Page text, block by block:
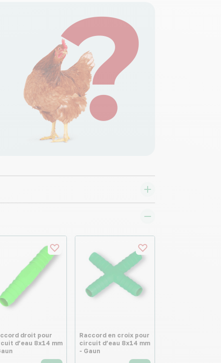
droit pour
d’eau 8x14 mm
Raccord en croix pour
circuit d’eau 8x14 mm
- Gaun